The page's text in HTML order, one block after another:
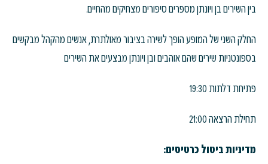
בין השירים בן ויונתן מספרים סיפורים מצחיקים מהחיים.
החלק השני של המופע הופך לשירה בציבור מאולתרת, אנשים מהקהל מבקשים
בספונטניות שירים שהם אוהבים ובן ויונתן מבצעים את השירים
פתיחת דלתות 19:30
תחילת הרצאה 21:00
מדיניות ביטול כרטיסים: